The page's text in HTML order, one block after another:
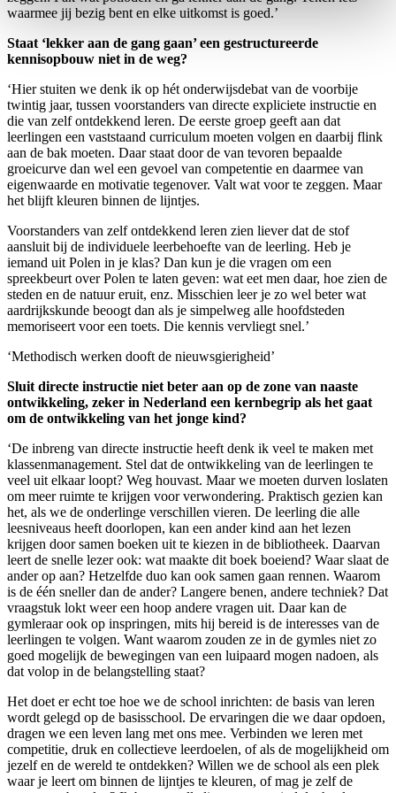
waarmee jij bezig bent en elke uitkomst is goed.’
Staat ‘lekker aan de gang gaan’ een gestructureerde
kennisopbouw niet in de weg?
‘Hier stuiten we denk ik op hét onderwijsdebat van de voorbije
twintig jaar, tussen voorstanders van directe expliciete instructie en
die van zelf ontdekkend leren. De eerste groep geeft aan dat
leerlingen een vaststaand curriculum moeten volgen en daarbij flink
aan de bak moeten. Daar staat door de van tevoren bepaalde
groeicurve dan wel een gevoel van competentie en daarmee van
eigenwaarde en motivatie tegenover. Valt wat voor te zeggen. Maar
het blijft kleuren binnen de lijntjes.
Voorstanders van zelf ontdekkend leren zien liever dat de stof
aansluit bij de individuele leerbehoefte van de leerling. Heb je
iemand uit Polen in je klas? Dan kun je die vragen om een
spreekbeurt over Polen te laten geven: wat eet men daar, hoe zien de
steden en de natuur eruit, enz. Misschien leer je zo wel beter wat
aardrijkskunde beoogt dan als je simpelweg alle hoofdsteden
memoriseert voor een toets. Die kennis vervliegt snel.’
‘Methodisch werken dooft de nieuwsgierigheid’
Sluit directe instructie niet beter aan op de zone van naaste
ontwikkeling, zeker in Nederland een kernbegrip als het gaat
om de ontwikkeling van het jonge kind?
‘De inbreng van directe instructie heeft denk ik veel te maken met
klassenmanagement. Stel dat de ontwikkeling van de leerlingen te
veel uit elkaar loopt? Weg houvast. Maar we moeten durven loslaten
om meer ruimte te krijgen voor verwondering. Praktisch gezien kan
het, als we de onderlinge verschillen vieren. De leerling die alle
leesniveaus heeft doorlopen, kan een ander kind aan het lezen
krijgen door samen boeken uit te kiezen in de bibliotheek. Daarvan
leert de snelle lezer ook: wat maakte dit boek boeiend? Waar slaat de
ander op aan? Hetzelfde duo kan ook samen gaan rennen. Waarom
is de één sneller dan de ander? Langere benen, andere techniek? Dat
vraagstuk lokt weer een hoop andere vragen uit. Daar kan de
gymleraar ook op inspringen, mits hij bereid is de interesses van de
leerlingen te volgen. Want waarom zouden ze in de gymles niet zo
goed mogelijk de bewegingen van een luipaard mogen nadoen, als
dat volop in de belangstelling staat?
Het doet er echt toe hoe we de school inrichten: de basis van leren
wordt gelegd op de basisschool. De ervaringen die we daar opdoen,
dragen we een leven lang met ons mee. Verbinden we leren met
competitie, druk en collectieve leerdoelen, of als de mogelijkheid om
jezelf en de wereld te ontdekken? Willen we de school als een plek
waar je leert om binnen de lijntjes te kleuren, of mag je zelf de